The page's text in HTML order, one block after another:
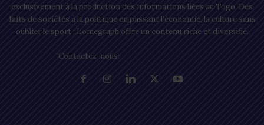
exclusivement à la production des informations liées au Togo. Des
faits de sociétés à la politique en passant l’économie, la culture sans
oublier le sport ; Lomegraph offre un contenu riche et diversifié.
Contactez-nous: